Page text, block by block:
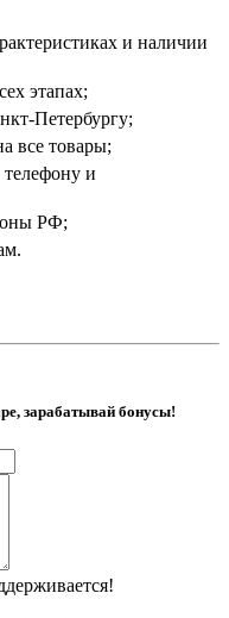
и наличии
этапах;
Петербургу;
все товары;
и
РФ;
зарабатывай бонусы!